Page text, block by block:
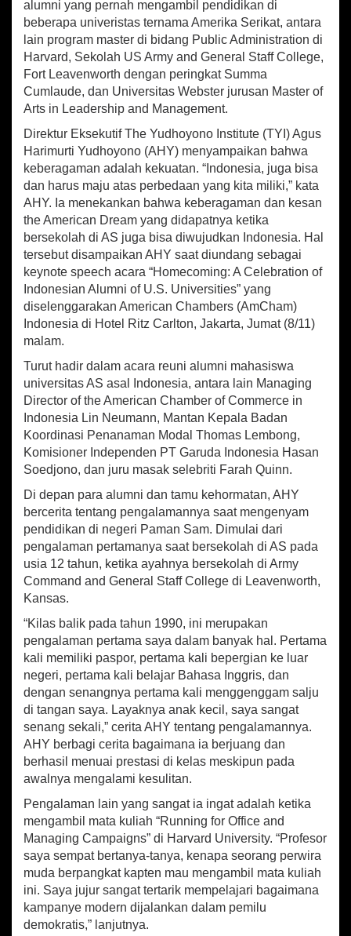
n
i
A
S
,
A
Y
A
a
k
I
n
d
o
n
s
i
a
U
h
P
e
r
e
d
a
n
J
a
d
i
K
u
a
a
n
B
e
s
a
m
a
sA
p
p
o
o
k
l
e
alumni yang pernah mengambil pendidikan di
beberapa univeristas ternama Amerika Serikat, antara
lain program master di bidang Public Administration di
Harvard, Sekolah US Army and General Staff College,
Fort Leavenworth dengan peringkat Summa
Cumlaude, dan Universitas Webster jurusan Master of
Arts in Leadership and Management.
Direktur Eksekutif The Yudhoyono Institute (TYI) Agus
Harimurti Yudhoyono (AHY) menyampaikan bahwa
keberagaman adalah kekuatan. “Indonesia, juga bisa
dan harus maju atas perbedaan yang kita miliki,” kata
AHY. Ia menekankan bahwa keberagaman dan kesan
the American Dream yang didapatnya ketika
bersekolah di AS juga bisa diwujudkan Indonesia. Hal
tersebut disampaikan AHY saat diundang sebagai
keynote speech acara “Homecoming: A Celebration of
Indonesian Alumni of U.S. Universities” yang
diselenggarakan American Chambers (AmCham)
Indonesia di Hotel Ritz Carlton, Jakarta, Jumat (8/11)
malam.
Turut hadir dalam acara reuni alumni mahasiswa
universitas AS asal Indonesia, antara lain Managing
Director of the American Chamber of Commerce in
Indonesia Lin Neumann, Mantan Kepala Badan
Koordinasi Penanaman Modal Thomas Lembong,
Komisioner Independen PT Garuda Indonesia Hasan
Soedjono, dan juru masak selebriti Farah Quinn.
Di depan para alumni dan tamu kehormatan, AHY
bercerita tentang pengalamannya saat mengenyam
pendidikan di negeri Paman Sam. Dimulai dari
pengalaman pertamanya saat bersekolah di AS pada
usia 12 tahun, ketika ayahnya bersekolah di Army
Command and General Staff College di Leavenworth,
Kansas.
“Kilas balik pada tahun 1990, ini merupakan
pengalaman pertama saya dalam banyak hal. Pertama
kali memiliki paspor, pertama kali bepergian ke luar
negeri, pertama kali belajar Bahasa Inggris, dan
dengan senangnya pertama kali menggenggam salju
di tangan saya. Layaknya anak kecil, saya sangat
senang sekali,” cerita AHY tentang pengalamannya.
AHY berbagi cerita bagaimana ia berjuang dan
berhasil menuai prestasi di kelas meskipun pada
awalnya mengalami kesulitan.
Pengalaman lain yang sangat ia ingat adalah ketika
mengambil mata kuliah “Running for Office and
Managing Campaigns” di Harvard University. “Profesor
saya sempat bertanya-tanya, kenapa seorang perwira
muda berpangkat kapten mau mengambil mata kuliah
ini. Saya jujur sangat tertarik mempelajari bagaimana
kampanye modern dijalankan dalam pemilu
demokratis,” lanjutnya.